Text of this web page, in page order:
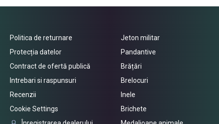
Politica de returnare
Protecția datelor
Contract de ofertă publică
Intrebari si raspunsuri
Recenzii
Cookie Settings
Jeton militar
Pandantive
Brățări
Brelocuri
Inele
Brichete